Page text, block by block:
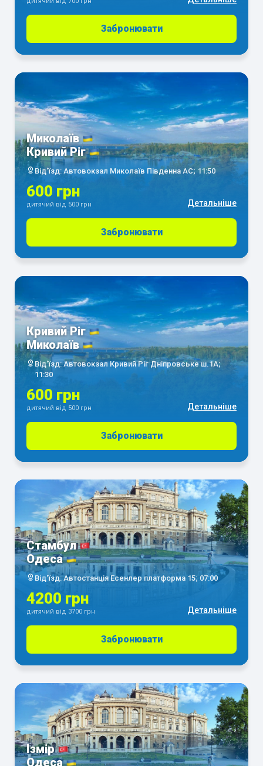
Забронювати
Миколаїв
Кривий Ріг
Від'їзд: Автовокзал Миколаїв Південна АС; 11:50
600 грн
дитячий від 500 грн Детальніше
Забронювати
Кривий Ріг
Миколаїв
Від'їзд: Автовокзал Кривий Ріг Дніпровське ш.1А;
11:30
600 грн
дитячий від 500 грн Детальніше
Забронювати
Стамбул
Одеса
Від'їзд: Автостанція Есенлер платформа 15; 07:00
4200 грн
дитячий від 3700 грн Детальніше
Забронювати
Ізмір
Одеса